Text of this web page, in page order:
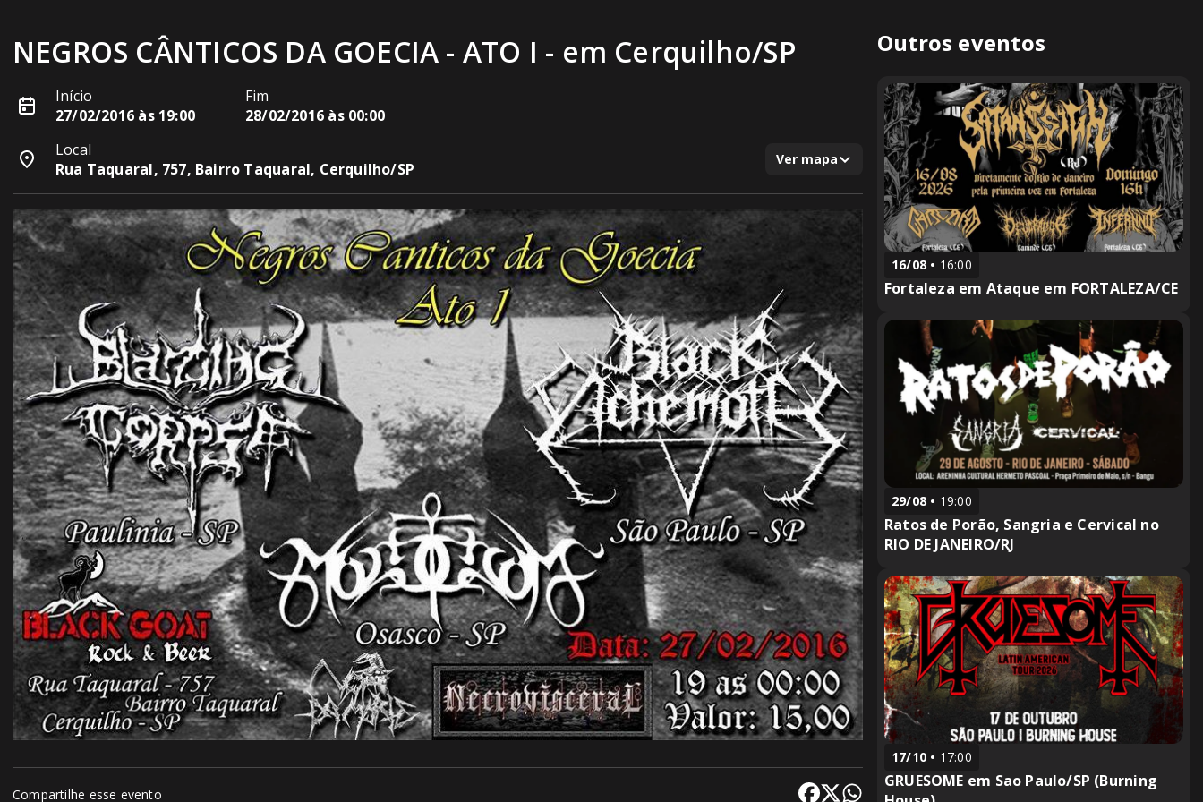
NEGROS CÂNTICOS DA GOECIA - ATO I - em Cerquilho/SP
Início
27/02/2016 às 19:00
Fim
28/02/2016 às 00:00
Local
Rua Taquaral, 757, Bairro Taquaral, Cerquilho/SP
Ver mapa
Outros eventos
16/08 16:00
Fortaleza em Ataque em FORTALEZA/CE
29/08 19:00
Ratos de Porão, Sangria e Cervical no
RIO DE JANEIRO/RJ
17/10 17:00
GRUESOME em Sao Paulo/SP (Burning
Compartilhe esse evento